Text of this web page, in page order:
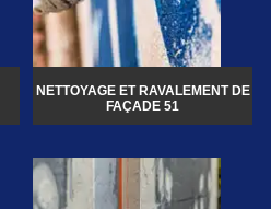
NETTOYAGE ET RAVALEMENT DE
FAÇADE 51